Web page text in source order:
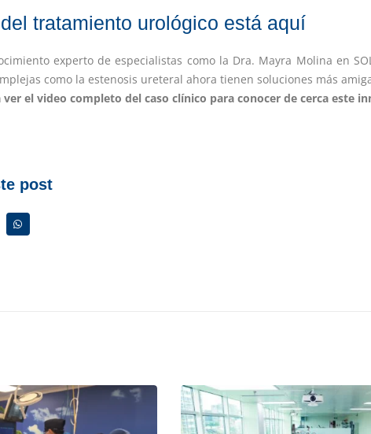
tratamiento urológico está aquí
experto de especialistas como la Dra. Mayra Molina en
como la estenosis ureteral ahora tienen soluciones más
ver el video completo del caso clínico para conocer de cerca este
post